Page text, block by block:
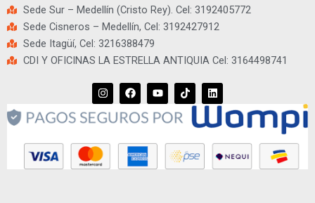
Sede Sur – Medellín (Cristo Rey). Cel: 3192405772
Sede Cisneros – Medellín, Cel: 3192427912
Sede Itagüí, Cel: 3216388479
CDI Y OFICINAS LA ESTRELLA ANTIQUIA Cel: 3164498741
I
n
s
t
g
r
a
m
F
a
c
e
o
o
k
Y
o
u
t
b
T
i
k
k
L
i
n
k
e
d
n